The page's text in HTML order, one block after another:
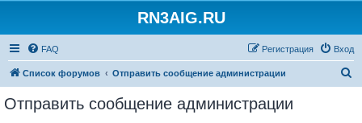
RN3AIG.RU
FAQ Вход
Регистрация
Список форумов Отправить сообщение администрации
Отправить сообщение администрации